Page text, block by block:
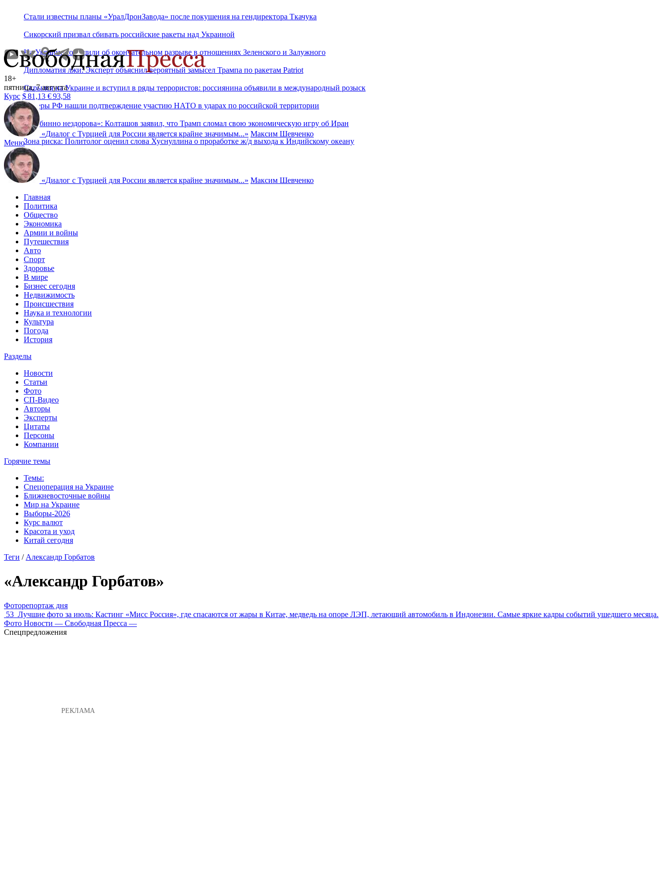
Стали известны планы «УралДронЗавода» после покушения на гендиректора Ткачука
Сикорский призвал сбивать российские ракеты над Украиной
На Украине сообщили об окончательном разрыве в отношениях Зеленского и Залужного
Дипломатия лжи: Эксперт объяснил вероятный замысел Трампа по ракетам Patriot
Скрылся на Украине и вступил в ряды террористов: россиянина объявили в международный розыск
Хакеры РФ нашли подтверждение участию НАТО в ударах по российской территории
«Глубинно нездорова»: Колташов заявил, что Трамп сломал свою экономическую игру об Иран
Зона риска: Политолог оценил слова Хуснуллина о проработке ж/д выхода к Индийскому океану
18+
пятница, 7 августа
Курс $81,13 €93,58
«Диалог с Турцией для России является крайне значимым...» Максим Шевченко
Меню
«Диалог с Турцией для России является крайне значимым...» Максим Шевченко
Главная
Политика
Общество
Экономика
Армии и войны
Путешествия
Авто
Спорт
Здоровье
В мире
Бизнес сегодня
Недвижимость
Происшествия
Наука и технологии
Культура
Погода
История
Разделы
Новости
Статьи
Фото
СП-Видео
Авторы
Эксперты
Цитаты
Персоны
Компании
Горячие темы
Темы:
Спецоперация на Украине
Ближневосточные войны
Мир на Украине
Выборы-2026
Курс валют
Красота и уход
Китай сегодня
Теги / Александр Горбатов
«Александр Горбатов»
Фоторепортаж дня
53 Лучшие фото за июль: Кастинг «Мисс Россия», где спасаются от жары в Китае, медведь на опоре ЛЭП, летающий автомобиль в Индонезии. Самые яркие кадры событий ушедшего месяца.
Фото Новости — Свободная Пресса —
Спецпредложения